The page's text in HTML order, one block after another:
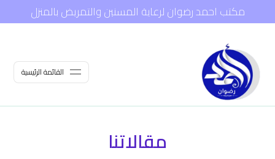
مكتب احمد رضوان لرعاية المسنين والتمريض بالمنزل
القائمة الرئيسية
مقالاتنا